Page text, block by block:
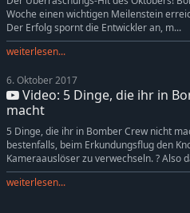
Woche einen wichtigen Meilenstein
Der Erfolg spornt die Entwickler an, m...
weiterlesen...
6. Oktober 2017
Video: 5 Dinge, die ihr in
macht
5 Dinge, die ihr in Bomber Crew nicht
bestenfalls, beim Erkundungsflug den
Kameraauslöser zu verwechseln. ? Also
weiterlesen...